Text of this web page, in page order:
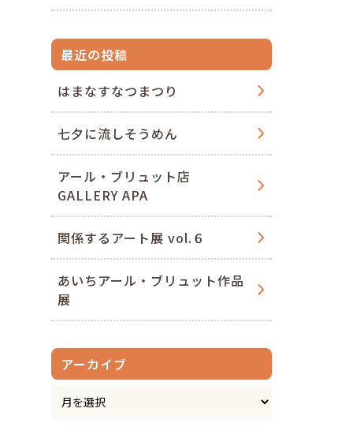
最近の投稿
はまなすなつまつり
七夕に流しそうめん
アール・ブリュット店
GALLERY APA
関係するアート展 vol.６
あいちアール・ブリュット作品
展
アーカイブ